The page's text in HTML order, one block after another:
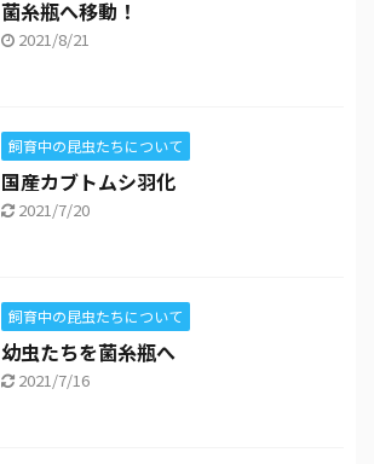
菌糸瓶へ移動！
2021/8/21
飼育中の昆虫たちについて
国産カブトムシ羽化
2021/7/20
飼育中の昆虫たちについて
幼虫たちを菌糸瓶へ
2021/7/16